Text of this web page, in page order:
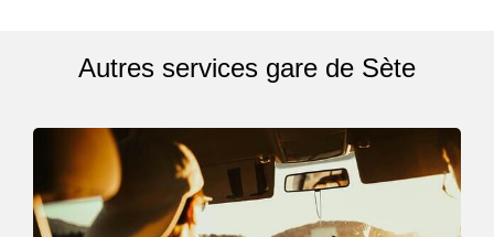
Autres services gare de Sète